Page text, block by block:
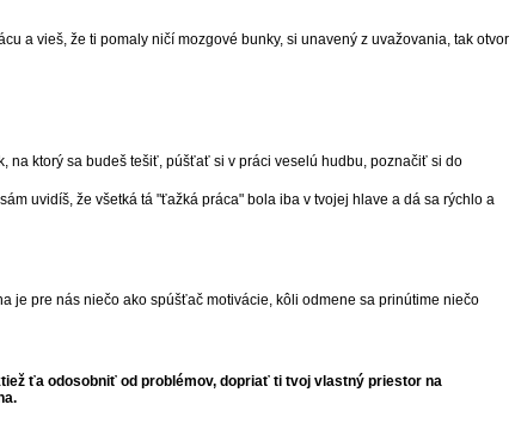
a vieš, že ti pomaly ničí mozgové bunky, si unavený z uvažovania, tak otvor
na ktorý sa budeš tešiť, púšťať si v práci veselú hudbu, poznačiť si do
uvidíš, že všetká tá "ťažká práca" bola iba v tvojej hlave a dá sa rýchlo a
je pre nás niečo ako spúšťač motivácie, kôli odmene sa prinútime niečo
ťa odosobniť od problémov, dopriať ti tvoj vlastný priestor na